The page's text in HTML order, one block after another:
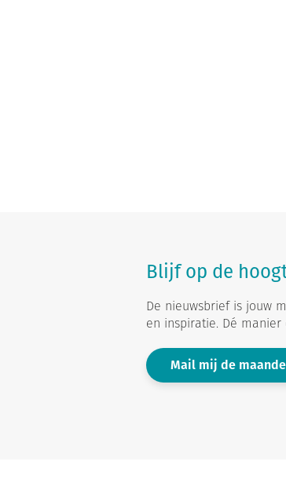
Blijf op de
De nieuwsbrief is jouw
en inspiratie. Dé
Mail mij de